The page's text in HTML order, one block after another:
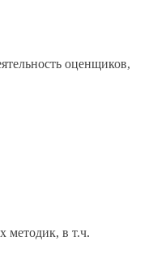
оценщиков,
методик, в т.ч.